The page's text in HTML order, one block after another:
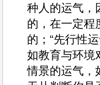
种人的运气，
的，在一定程
的；“先行性
如教育与环境
情景的运气，